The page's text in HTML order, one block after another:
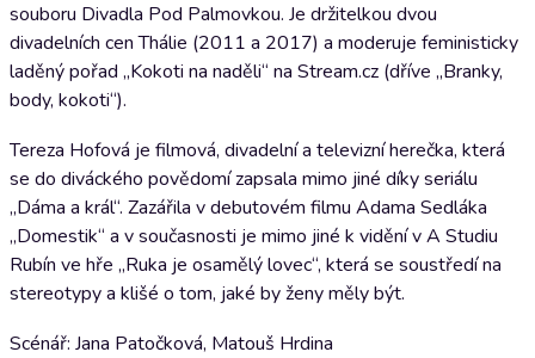
souboru Divadla Pod Palmovkou. Je držitelkou dvou
divadelních cen Thálie (2011 a 2017) a moderuje feministicky
laděný pořad „Kokoti na naděli“ na Stream.cz (dříve „Branky,
body, kokoti“).
Tereza Hofová je filmová, divadelní a televizní herečka, která
se do diváckého povědomí zapsala mimo jiné díky seriálu
„Dáma a král“. Zazářila v debutovém filmu Adama Sedláka
„Domestik“ a v současnosti je mimo jiné k vidění v A Studiu
Rubín ve hře „Ruka je osamělý lovec“, která se soustředí na
stereotypy a klišé o tom, jaké by ženy měly být.
Scénář: Jana Patočková, Matouš Hrdina